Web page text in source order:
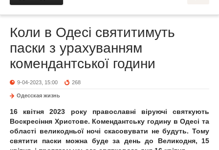
Коли в Одесі святитимуть
паски з урахуванням
комендантської години
9-04-2023, 15:00 268
Одесская жизнь
16 квітня 2023 року православні віруючі святкують
Воскресіння Христове. Комендантську годину в Одесі та
області великодньої ночі скасовувати не будуть. Тому
святити паски можна буде за день до Великодня, 15